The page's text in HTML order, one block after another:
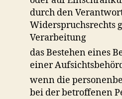
durch den
Widerspruchsrechts
Verarbeitung
das Bestehen eines
einer
wenn die
bei der betroffenen